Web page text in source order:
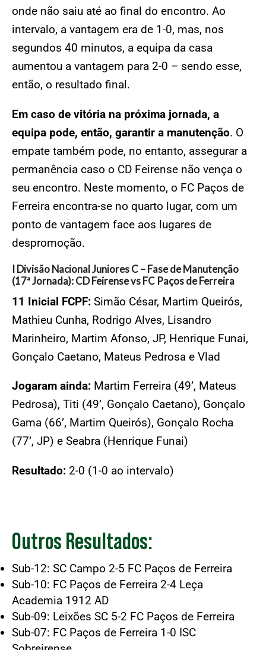
onde não saiu até ao final do encontro. Ao
intervalo, a vantagem era de 1-0, mas, nos
segundos 40 minutos, a equipa da casa
aumentou a vantagem para 2-0 – sendo esse,
então, o resultado final.
Em caso de vitória na próxima jornada, a
equipa pode, então, garantir a manutenção. O
empate também pode, no entanto, assegurar a
permanência caso o CD Feirense não vença o
seu encontro. Neste momento, o FC Paços de
Ferreira encontra-se no quarto lugar, com um
ponto de vantagem face aos lugares de
despromoção.
I Divisão Nacional Juniores C – Fase de Manutenção
(17ª Jornada): CD Feirense vs FC Paços de Ferreira
11 Inicial FCPF: Simão César, Martim Queirós,
Mathieu Cunha, Rodrigo Alves, Lisandro
Marinheiro, Martim Afonso, JP, Henrique Funai,
Gonçalo Caetano, Mateus Pedrosa e Vlad
Jogaram ainda: Martim Ferreira (49’, Mateus
Pedrosa), Titi (49’, Gonçalo Caetano), Gonçalo
Gama (66’, Martim Queirós), Gonçalo Rocha
(77’, JP) e Seabra (Henrique Funai)
Resultado: 2-0 (1-0 ao intervalo)
Outros Resultados:
Sub-12: SC Campo 2-5 FC Paços de Ferreira
Sub-10: FC Paços de Ferreira 2-4 Leça
Academia 1912 AD
Sub-09: Leixões SC 5-2 FC Paços de Ferreira
Sub-07: FC Paços de Ferreira 1-0 ISC